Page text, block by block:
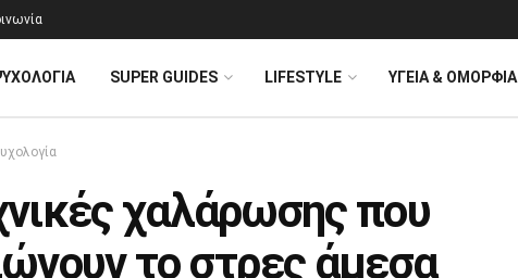
SUPER GUIDES LIFESTYLE ΥΓΕΙΑ & ΟΜΟΡΦΙΑ
χαλάρωσης που
το στρες άμεσα